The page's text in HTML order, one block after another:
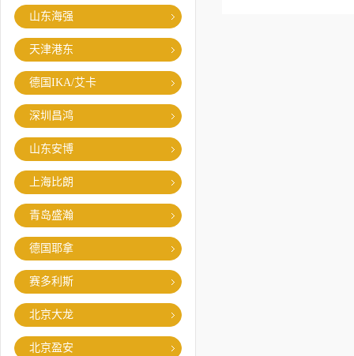
山东海强
天津港东
德国IKA/艾卡
深圳昌鸿
山东安博
上海比朗
青岛盛瀚
德国耶拿
赛多利斯
北京大龙
北京盈安